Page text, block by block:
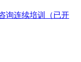
询连续培训（已开